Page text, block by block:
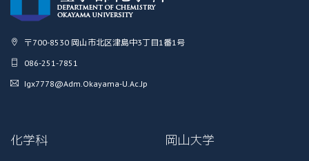
〒700-8530 岡山市北区津島中3丁目1番1号
086-251-7851
Igx7778@adm.okayama-U.ac.jp
化学科 岡山大学